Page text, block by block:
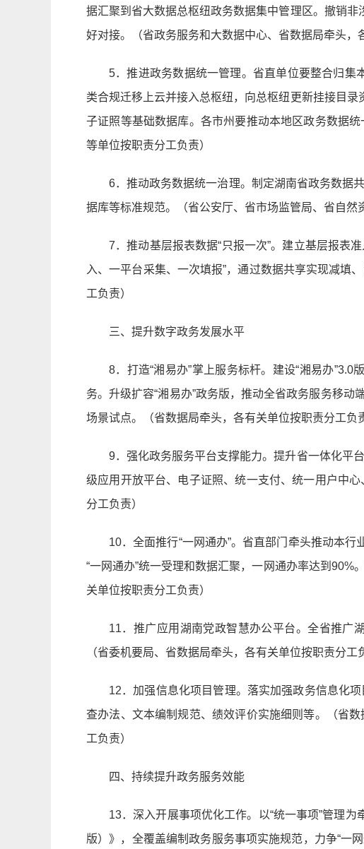
据汇聚到省大数据总枢纽政务数据集中管理区。撤销
好对接。（省政务服务和大数据中心、省数据局牵头，
5．推进政务数据统一管理。省直单位要整合归集
类合规迁移上云并接入总枢纽，向总枢纽更新挂接目
子证照等基础数据库。各市州要推动本地区政务数据
等单位按职责分工负责）
6．推动政务数据统一治理。制定湖南省政务数据
据库等标准规范。（省公安厅、省市场监管局、省自然
7．推动基层报表数据“只报一次”。建立基层报表
入、一平台采集、一次填报”，通过数据共享实现减填
工负责）
三、提升数字政务发展水平
8．打造“湘易办”掌上服务标杆。建设“湘易办
务。升级扩容“湘易办”政务版，推动全省政务服务移动
场景试点。（省数据局牵头，各有关单位按职责分工负
9．强化政务服务平台支撑能力。提升省一体化平
级应用开放平台、电子证照、统一支付、统一用户中
分工负责）
10．全面推行“一网通办”。省直部门牵头推动本
“一网通办”统一受理和数据汇聚，一网通办率达到
关单位按职责分工负责）
11．推广应用湖南党政智慧办公平台。全省推广
（省委机要局、省数据局牵头，各有关单位按职责分工
12．加强信息化项目管理。落实加强政务信息化
查办法、文本编制规范、绩效评价实施细则等。（省
工负责）
四、持续提升政务服务效能
13．深入开展事项优化工作。以“统一事项”管理
版）》，全覆盖编制政务服务事项实施规范，力争“一